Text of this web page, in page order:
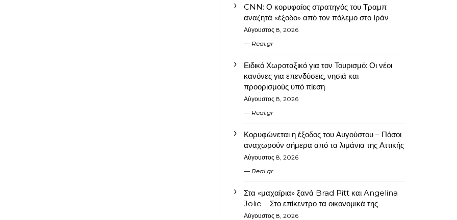
CNN: Ο κορυφαίος στρατηγός του Τραμπ
αναζητά «έξοδο» από τον πόλεμο στο Ιράν
Αύγουστος 8, 2026
Real.gr
Ειδικό Χωροταξικό για τον Τουρισμό: Οι νέοι
κανόνες για επενδύσεις, νησιά και
προορισμούς υπό πίεση
Αύγουστος 8, 2026
Real.gr
Κορυφώνεται η έξοδος του Αυγούστου – Πόσοι
αναχωρούν σήμερα από τα λιμάνια της Αττικής
Αύγουστος 8, 2026
Real.gr
Στα «μαχαίρια» ξανά Brad Pitt και Angelina
Jolie – Στο επίκεντρο τα οικονομικά της
Αύγουστος 8, 2026